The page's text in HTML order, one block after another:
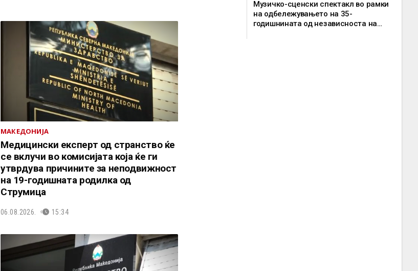
МАКЕДОНИЈА
Медицински експерт од странство ќе
се вклучи во комисијата која ќе ги
утврдува причините за неподвижност
на 19-годишната родилка од
Струмица
06.08.2026. 15:34
Музичко-сценски спектакл во рамки
на одбележувањето на 35-
годишнината од независноста на